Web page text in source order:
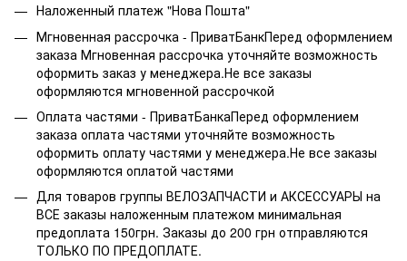
Наложенный платеж "Нова Пошта"
Мгновенная рассрочка - ПриватБанкПеред оформлением
заказа Мгновенная рассрочка уточняйте возможность
оформить заказ у менеджера.Не все заказы
оформляются мгновенной рассрочкой
Оплата частями - ПриватБанкаПеред оформлением
заказа оплата частями уточняйте возможность
оформить оплату частями у менеджера.Не все заказы
оформляются оплатой частями
Для товаров группы ВЕЛОЗАПЧАСТИ и АКСЕССУАРЫ на
ВСЕ заказы наложенным платежом минимальная
предоплата 150грн. Заказы до 200 грн отправляются
ТОЛЬКО ПО ПРЕДОПЛАТЕ.